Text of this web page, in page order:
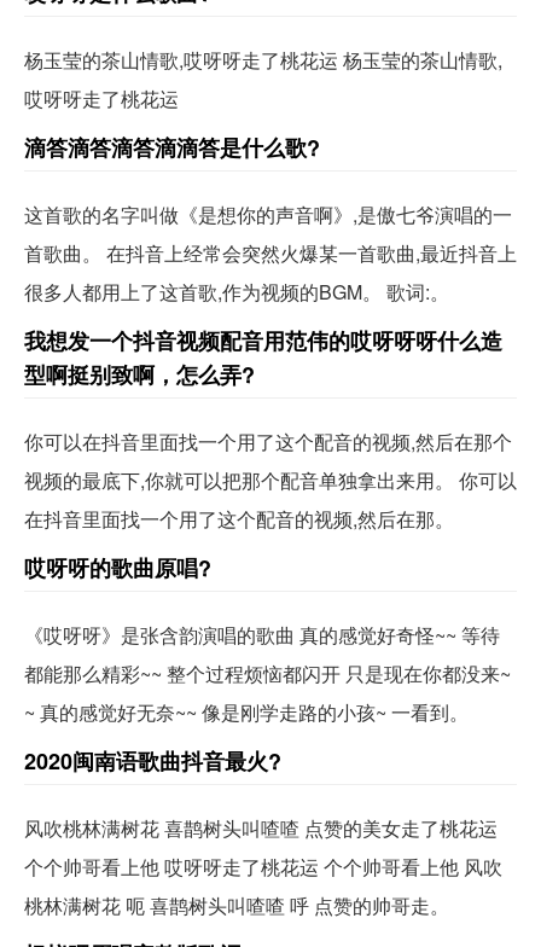
杨玉莹的茶山情歌,哎呀呀走了桃花运 杨玉莹的茶山情歌,
哎呀呀走了桃花运
滴答滴答滴答滴滴答是什么歌?
这首歌的名字叫做《是想你的声音啊》,是傲七爷演唱的一
首歌曲。 在抖音上经常会突然火爆某一首歌曲,最近抖音上
很多人都用上了这首歌,作为视频的BGM。 歌词:。
我想发一个抖音视频配音用范伟的哎呀呀呀什么造
型啊挺别致啊，怎么弄?
你可以在抖音里面找一个用了这个配音的视频,然后在那个
视频的最底下,你就可以把那个配音单独拿出来用。 你可以
在抖音里面找一个用了这个配音的视频,然后在那。
哎呀呀的歌曲原唱?
《哎呀呀》是张含韵演唱的歌曲 真的感觉好奇怪~~ 等待
都能那么精彩~~ 整个过程烦恼都闪开 只是现在你都没来~
~ 真的感觉好无奈~~ 像是刚学走路的小孩~ 一看到。
2020闽南语歌曲抖音最火?
风吹桃林满树花 喜鹊树头叫喳喳 点赞的美女走了桃花运
个个帅哥看上他 哎呀呀走了桃花运 个个帅哥看上他 风吹
桃林满树花 呃 喜鹊树头叫喳喳 呼 点赞的帅哥走。